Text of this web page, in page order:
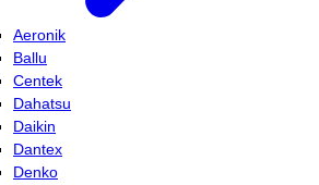
Aeronik
Ballu
Centek
Dahatsu
Daikin
Dantex
Denko